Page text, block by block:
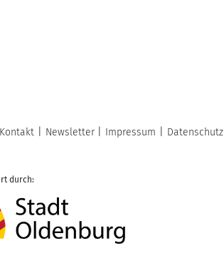
Kontakt Newsletter Impressum Datenschutz
durch: